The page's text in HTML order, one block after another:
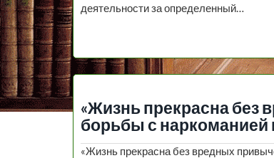
деятельности за определенный…
«Жизнь прекрасна без
борьбы с наркоманией
«Жизнь прекрасна без вредных